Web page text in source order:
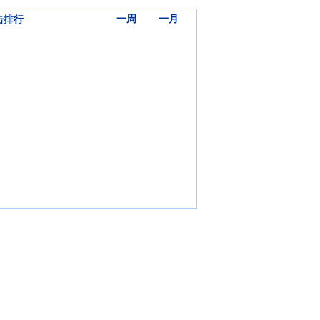
排行 一周 一月